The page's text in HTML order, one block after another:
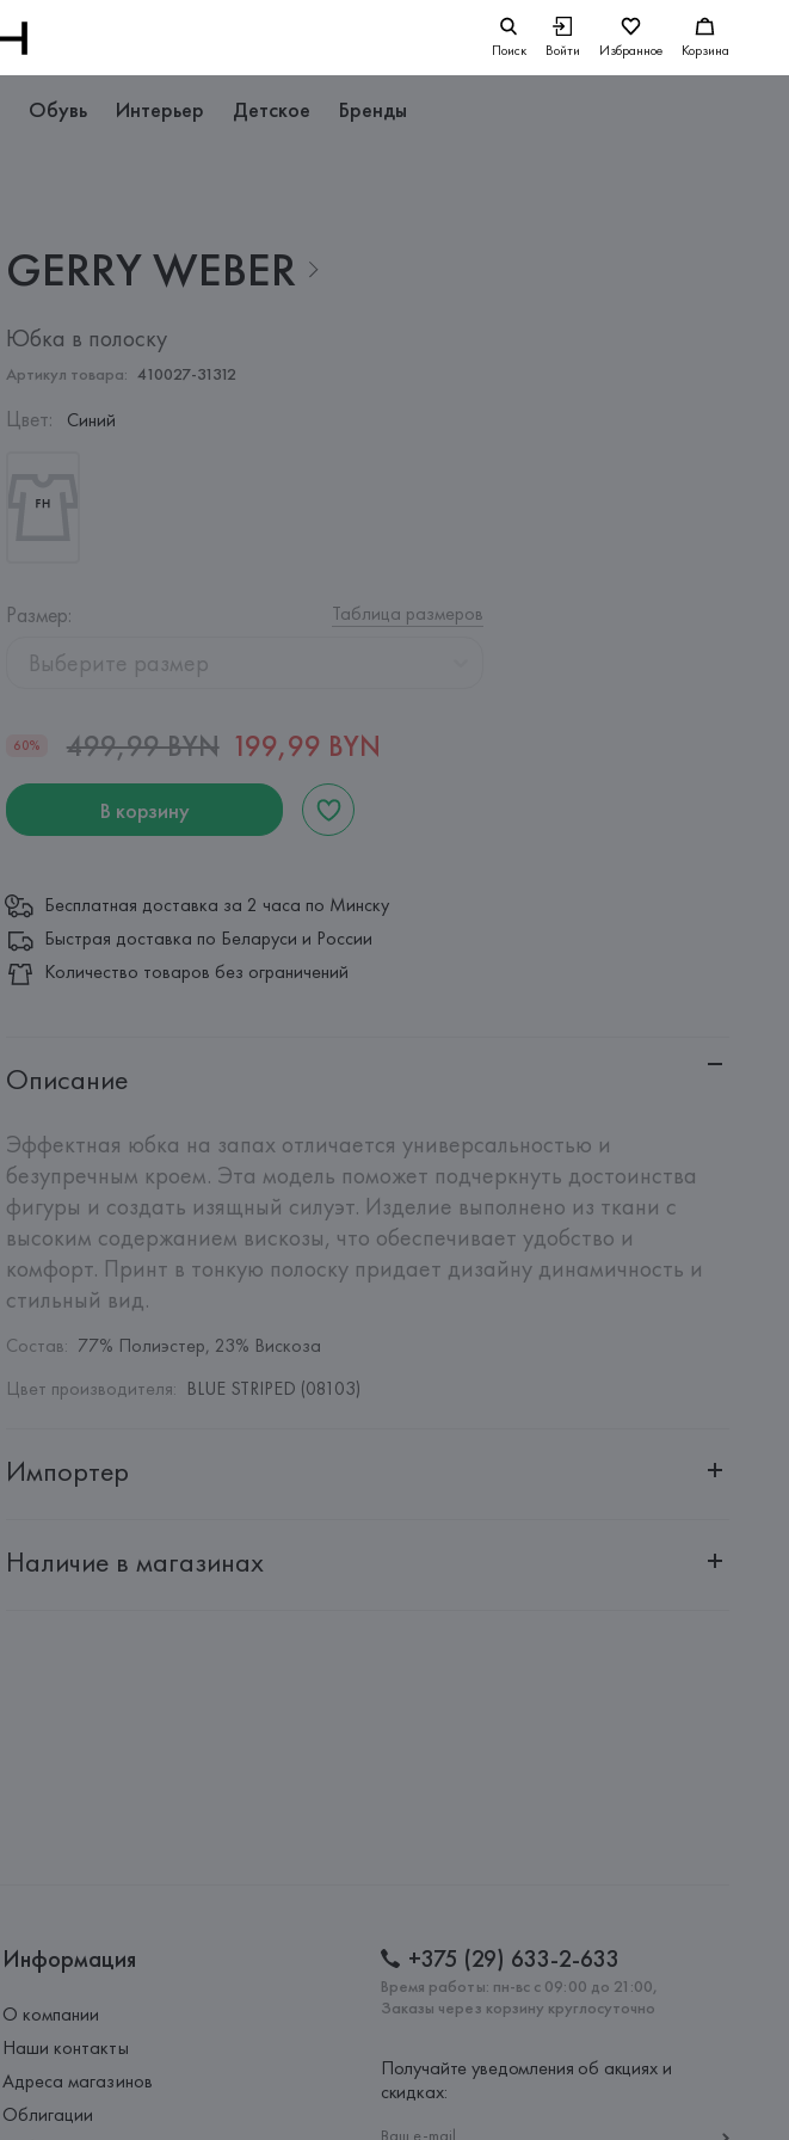
Поиск Войти Избранное Корзина
Обувь Интерьер Детское Бренды
GERRYWEBER
Юбка в полоску
Артикул товара: 410027-31312
Цвет: Синий
Размер: Таблица размеров
Выберите размер
60% 499,99 BYN 199,99 BYN
В корзину
Бесплатная доставка за 2 часа по Минску
Быстрая доставка по Беларуси и России
Количество товаров без ограничений
Описание
Эффектная юбка на запах отличается универсальностью и
безупречным кроем. Эта модель поможет подчеркнуть достоинства
фигуры и создать изящный силуэт. Изделие выполнено из ткани с
высоким содержанием вискозы, что обеспечивает удобство и
комфорт. Принт в тонкую полоску придает дизайну динамичность и
стильный вид.
Состав: 77% Полиэстер, 23% Вискоза
Цвет производителя: BLUE STRIPED (08103)
Импортер
Адрес: Республика Беларусь, 220030, г. Минск, ул. Немига, 5, пом. 39
Наличие в магазинах
Информация
О компании
Наши контакты
Адреса магазинов
Облигации
+375 (29) 633-2-633
Время работы: пн-вс с 09:00 до 21:00,
Заказы через корзину круглосуточно
Получайте уведомления об акциях и
скидках: